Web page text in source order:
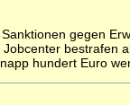
gegen
bestrafen
hundert Euro